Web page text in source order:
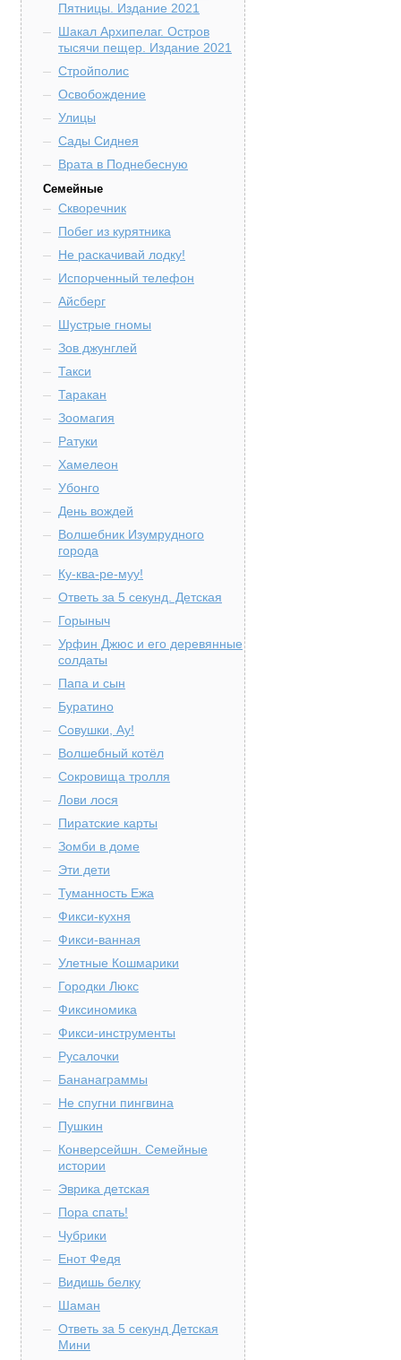
Пятницы. Издание 2021
Шакал Архипелаг. Остров
тысячи пещер. Издание 2021
Стройполис
Освобождение
Улицы
Сады Сиднея
Врата в Поднебесную
Семейные
Скворечник
Побег из курятника
Не раскачивай лодку!
Испорченный телефон
Айсберг
Шустрые гномы
Зов джунглей
Такси
Таракан
Зоомагия
Ратуки
Хамелеон
Убонго
День вождей
Волшебник Изумрудного
города
Ку-ква-ре-муу!
Ответь за 5 секунд. Детская
Горыныч
Урфин Джюс и его деревянные
солдаты
Папа и сын
Буратино
Совушки, Ау!
Волшебный котёл
Сокровища тролля
Лови лося
Пиратские карты
Зомби в доме
Эти дети
Туманность Ежа
Фикси-кухня
Фикси-ванная
Улетные Кошмарики
Городки Люкс
Фиксиномика
Фикси-инструменты
Русалочки
Бананаграммы
Не спугни пингвина
Пушкин
Конверсейшн. Семейные
истории
Эврика детская
Пора спать!
Чубрики
Енот Федя
Видишь белку
Шаман
Ответь за 5 секунд Детская
Мини